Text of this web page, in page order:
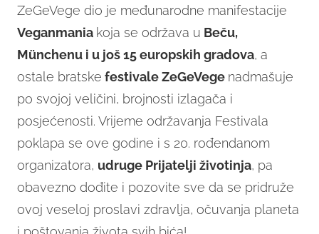
ZeGeVege dio je međunarodne manifestacije
Veganmania koja se održava u Beču,
Münchenu i u još 15 europskih gradova, a
ostale bratske festivale ZeGeVege nadmašuje
po svojoj veličini, brojnosti izlagača i
posjećenosti. Vrijeme održavanja Festivala
poklapa se ove godine i s 20. rođendanom
organizatora, udruge Prijatelji životinja, pa
obavezno dođite i pozovite sve da se pridruže
ovoj veseloj proslavi zdravlja, očuvanja planeta